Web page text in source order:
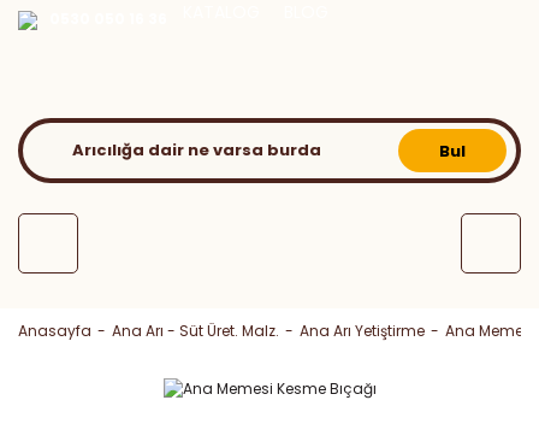
Bul
Anasayfa Ana Arı - Süt Üret. Malz. Ana Arı Yetiştirme Ana Memesi